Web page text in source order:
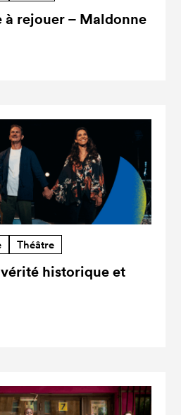
à rejouer – Maldonne
Théâtre
historique et